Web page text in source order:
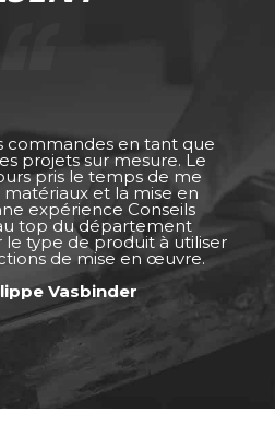
commandes en tant que
projets sur mesure. Le
pris le temps de me
matériaux et la mise en
expérience Conseils
top du département
le type de produit à utiliser
de mise en œuvre.
Vasbinder